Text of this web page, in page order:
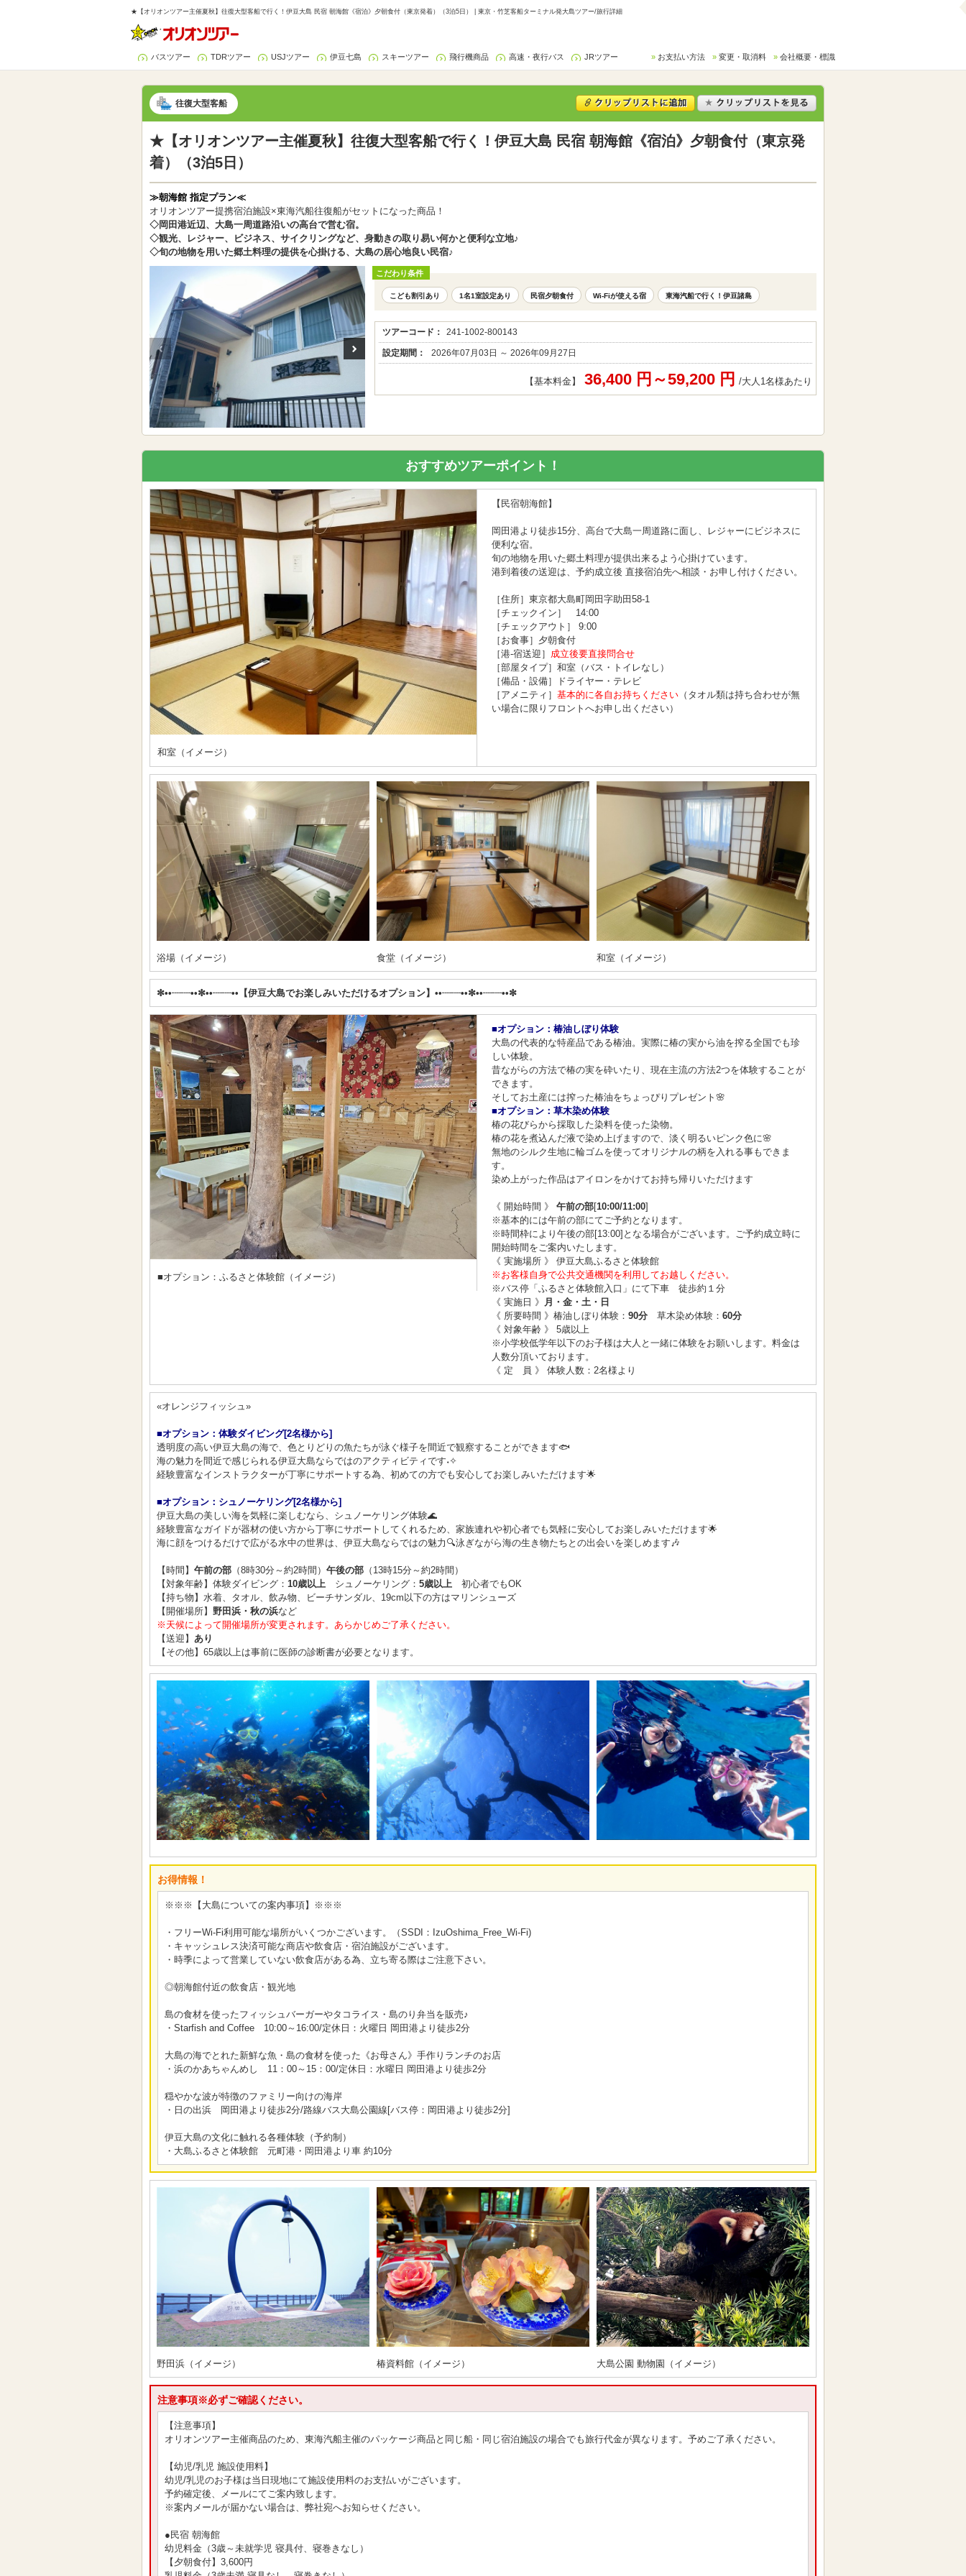
★【オリオンツアー主催夏秋】往復大型客船で行く！伊豆大島 民宿 朝海館《宿泊》夕朝食付（東京発着）（3泊5日） | 東京・竹芝客船ターミナル発大島ツアー/旅行詳細
バスツアー TDRツアー USJツアー 伊豆七島 スキーツアー 飛行機商品 高速・夜行バス JRツアー お支払い方法 変更・取消料 会社概要・標識
往復大型客船
★【オリオンツアー主催夏秋】往復大型客船で行く！伊豆大島 民宿 朝海館《宿泊》夕朝食付（東京発
着）（3泊5日）
≫朝海館 指定プラン≪
オリオンツアー提携宿泊施設×東海汽船往復船がセットになった商品！
◇岡田港近辺、大島一周道路沿いの高台で営む宿。
◇観光、レジャー、ビジネス、サイクリングなど、身動きの取り易い何かと便利な立地♪
◇旬の地物を用いた郷土料理の提供を心掛ける、大島の居心地良い民宿♪
こだわり条件
こども割引あり 1名1室設定あり 民宿夕朝食付 Wi-Fiが使える宿 東海汽船で行く！伊豆諸島
ツアーコード： 241-1002-800143
設定期間： 2026年07月03日 ～ 2026年09月27日
【基本料金】 36,400 円～59,200 円 /大人1名様あたり
おすすめツアーポイント！
和室（イメージ）
【民宿朝海館】
岡田港より徒歩15分、高台で大島一周道路に面し、レジャーにビジネスに
便利な宿。
旬の地物を用いた郷土料理が提供出来るよう心掛けています。
港到着後の送迎は、予約成立後 直接宿泊先へ相談・お申し付けください。
［住所］東京都大島町岡田字助田58-1
［チェックイン］ 14:00
［チェックアウト］ 9:00
［お食事］夕朝食付
［港-宿送迎］ 成立後要直接問合せ
［部屋タイプ］和室（バス・トイレなし）
［備品・設備］ドライヤー・テレビ
［アメニティ］ 基本的に各自お持ちください （タオル類は持ち合わせが無
い場合に限りフロントへお申し出ください）
浴場（イメージ） 食堂（イメージ） 和室（イメージ）
✼••┈┈••✼••┈┈••【伊豆大島でお楽しみいただけるオプション】••┈┈••✼••┈┈••✼
■オプション：ふるさと体験館（イメージ）
■オプション：椿油しぼり体験
大島の代表的な特産品である椿油。実際に椿の実から油を搾る全国でも珍
しい体験。
昔ながらの方法で椿の実を砕いたり、現在主流の方法2つを体験することが
できます。
そしてお土産には搾った椿油をちょっぴりプレゼント🌸
■オプション：草木染め体験
椿の花びらから採取した染料を使った染物。
椿の花を煮込んだ液で染め上げますので、淡く明るいピンク色に🌸
無地のシルク生地に輪ゴムを使ってオリジナルの柄を入れる事もできま
す。
染め上がった作品はアイロンをかけてお持ち帰りいただけます
《 開始時間 》 午前の部[10:00/11:00]
※基本的には午前の部にてご予約となります。
※時間枠により午後の部[13:00]となる場合がございます。ご予約成立時に
開始時間をご案内いたします。
《 実施場所 》 伊豆大島ふるさと体験館
※お客様自身で公共交通機関を利用してお越しください。
※バス停「ふるさと体験館入口」にて下車 徒歩約１分
《 実施日 》 月・金・土・日
《 所要時間 》椿油しぼり体験： 90分 草木染め体験： 60分
《 対象年齢 》 5歳以上
※小学校低学年以下のお子様は大人と一緒に体験をお願いします。料金は
人数分頂いております。
《 定 員 》 体験人数：2名様より
«オレンジフィッシュ»
■オプション：体験ダイビング[2名様から]
透明度の高い伊豆大島の海で、色とりどりの魚たちが泳ぐ様子を間近で観察することができます🐟
海の魅力を間近で感じられる伊豆大島ならではのアクティビティです˖✧
経験豊富なインストラクターが丁寧にサポートする為、初めての方でも安心してお楽しみいただけます🌟
■オプション：シュノーケリング[2名様から]
伊豆大島の美しい海を気軽に楽しむなら、シュノーケリング体験🌊
経験豊富なガイドが器材の使い方から丁寧にサポートしてくれるため、家族連れや初心者でも気軽に安心してお楽しみいただけます🌟
海に顔をつけるだけで広がる水中の世界は、伊豆大島ならではの魅力🔍泳ぎながら海の生き物たちとの出会いを楽しめます🎶
【時間】 午前の部 （8時30分～約2時間） 午後の部 （13時15分～約2時間）
【対象年齢】体験ダイビング： 10歳以上 シュノーケリング： 5歳以上 初心者でもOK
【持ち物】水着、タオル、飲み物、ビーチサンダル、19cm以下の方はマリンシューズ
【開催場所】 野田浜・秋の浜など
※天候によって開催場所が変更されます。あらかじめご了承ください。
【送迎】 あり
【その他】65歳以上は事前に医師の診断書が必要となります。
お得情報！
※※※【大島についての案内事項】※※※
・フリーWi-Fi利用可能な場所がいくつかございます。（SSDI：IzuOshima_Free_Wi-Fi)
・キャッシュレス決済可能な商店や飲食店・宿泊施設がございます。
・時季によって営業していない飲食店がある為、立ち寄る際はご注意下さい。
◎朝海館付近の飲食店・観光地
島の食材を使ったフィッシュバーガーやタコライス・島のり弁当を販売♪
・Starfish and Coffee 10:00～16:00/定休日：火曜日 岡田港より徒歩2分
大島の海でとれた新鮮な魚・島の食材を使った《お母さん》手作りランチのお店
・浜のかあちゃんめし 11：00～15：00/定休日：水曜日 岡田港より徒歩2分
穏やかな波が特徴のファミリー向けの海岸
・日の出浜 岡田港より徒歩2分/路線バス大島公園線[バス停：岡田港より徒歩2分]
伊豆大島の文化に触れる各種体験（予約制）
・大島ふるさと体験館 元町港・岡田港より車 約10分
野田浜（イメージ） 椿資料館（イメージ） 大島公園 動物園（イメージ）
注意事項※必ずご確認ください。
【注意事項】
オリオンツアー主催商品のため、東海汽船主催のパッケージ商品と同じ船・同じ宿泊施設の場合でも旅行代金が異なります。予めご了承ください。
【幼児/乳児 施設使用料】
幼児/乳児のお子様は当日現地にて施設使用料のお支払いがございます。
予約確定後、メールにてご案内致します。
※案内メールが届かない場合は、弊社宛へお知らせください。
●民宿 朝海館
幼児料金（3歳～未就学児 寝具付、寝巻きなし）
【夕朝食付】3,600円